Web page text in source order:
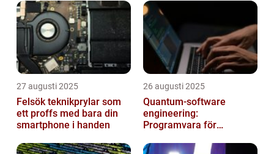
27 augusti 2025
Felsök teknikprylar som
ett proffs med bara din
smartphone i handen
26 augusti 2025
Quantum‑software
engineering:
Programvara för